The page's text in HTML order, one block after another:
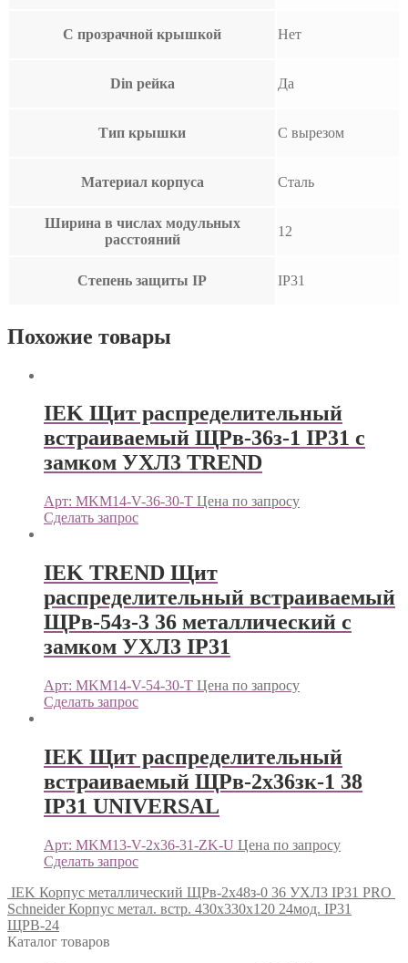
С прозрачной крышкой Нет
Din рейка Да
Тип крышки С вырезом
Материал корпуса Сталь
Ширина в числах модульных
расстояний
12
Степень защиты IP IP31
Похожие товары
IEK Щит распределительный
встраиваемый ЩРв-36з-1 IP31 с
замком УХЛ3 TREND
Арт: MKM14-V-36-30-T Цена по запросу
Сделать запрос
IEK TREND Щит
распределительный встраиваемый
ЩРв-54з-3 36 металлический с
замком УХЛ3 IP31
Арт: MKM14-V-54-30-T Цена по запросу
Сделать запрос
IEK Щит распределительный
встраиваемый ЩРв-2х36зк-1 38
IP31 UNIVERSAL
Арт: MKM13-V-2x36-31-ZK-U Цена по запросу
Сделать запрос
IEK Корпус металлический ЩРв-2х48з-0 36 УХЛ3 IP31 PRO
Schneider Корпус метал. встр. 430х330х120 24мод. IP31
ЩРВ-24
Каталог товаров